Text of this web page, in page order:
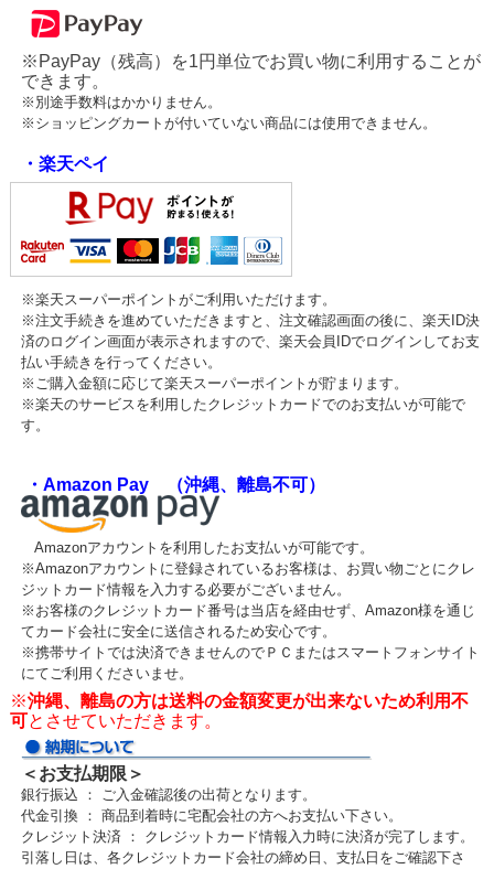
※PayPay（残高）を1円単位でお買い物に利用することが
できます。
※別途手数料はかかりません。
※ショッピングカートが付いていない商品には使用できません。
・楽天ペイ
※楽天スーパーポイントがご利用いただけます。
※注文手続きを進めていただきますと、注文確認画面の後に、楽天ID決
済のログイン画面が表示されますので、楽天会員IDでログインしてお支
払い手続きを行ってください。
※ご購入金額に応じて楽天スーパーポイントが貯まります。
※楽天のサービスを利用したクレジットカードでのお支払いが可能で
す。
・Amazon Pay （沖縄、離島不可）
Amazonアカウントを利用したお支払いが可能です。
※Amazonアカウントに登録されているお客様は、お買い物ごとにクレ
ジットカード情報を入力する必要がございません。
※お客様のクレジットカード番号は当店を経由せず、Amazon様を通じ
てカード会社に安全に送信されるため安心です。
※携帯サイトでは決済できませんのでＰＣまたはスマートフォンサイト
にてご利用くださいませ。
※沖縄、離島の方は送料の金額変更が出来ないため利用不
可とさせていただきます。
＜お支払期限＞
銀行振込 ： ご入金確認後の出荷となります。
代金引換 ： 商品到着時に宅配会社の方へお支払い下さい。
クレジット決済 ： クレジットカード情報入力時に決済が完了します。
引落し日は、各クレジットカード会社の締め日、支払日をご確認下さ